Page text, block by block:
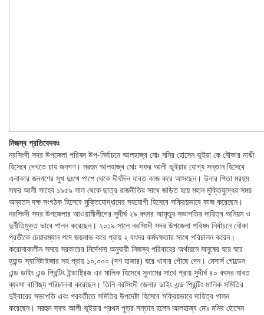
নিজস্ব প্রতিবেদকঃ
নরসিংদী সদর উপজেলা পরিষদ উপ-নির্বাচনে আলহাজ্ব মোঃ মনির হোসেন ভূইয়া কে নৌকার মাঝী
হিসেবে দেখতে চায় জনগণ। মরহুম আলহাজ্ব মোঃ সফর আলী ভূইয়ার যোগ্য সন্তান হিসেবে
এলাকার জনগণের সুখ দুঃখে পাশে থেকে দীর্ঘদিন যাবত কাজ করে আসছেন। উনার পিতা মরহুম
সফর আলী সাহেব ১৯৫৯ সাল থেকে ছাত্র রাজনীতির সাথে জড়িত হয়ে মহান মুক্তিযুদ্ধের সময়
অন্যতম দক্ষ সংগঠক হিসেবে মুক্তিযোদ্ধাদের সহযোগী হিসেবে সক্রিয়ভাবে কাজ করেছেন।
নরসিংদী সদর উপজেলার আওয়ামীলীগের সুদীর্ঘ ২৯ বৎসর আমৃত্যু সভাপতির দায়িত্ব অনিয়ম ও
দুর্নীতিমুক্ত ভাবে পালন করেছেন। ২০১৯ সালে নরসিংদী সদর উপজেলা পরিষদ নির্বাচনে নৌকা
প্রতীকে চেয়ারম্যান পদে জয়লাভ করে প্রায় ২ বৎসর কর্মদক্ষতার সাথে পরিচালন করেন।
করোনাকালীন সময়ে সরকারের নির্দেশনা অনুযায়ী নিজস্ব পরিবারের অর্থায়নে মানুষের ঘরে ঘরে
হ্যান্ড স্যানিটাইজার সহ প্রায় ১০,০০০ (দশ হাজার) ঘরে খাবার পৌছে দেন। মেসার্স গোল্ডেন
এন্ড ডাইং এন্ড প্রিন্টিং ইন্ডাষ্ট্রিজ এর মালিক হিসেবে সুনামের সাথে প্রায় সুদীর্ঘ ৪০ বৎসর যাবত
ব্যবসা বাণিজ্য পরিচালনা করেছেন। তিনি নরসিংদী জেলার ডাইং এন্ড প্রিন্টিং মালিক সমিতির
দুইবারের সভাপতি এবং পরবর্তীতে সমিতির উপদেষ্টা হিসেবে সক্রিয়ভাবে দায়িত্ব পালন
করেছেন। মরহুম সফর আলী ভূইয়ার প্রথম পুত্র সন্তান হলেন আলহাজ্ব মোঃ মনির হোসেন